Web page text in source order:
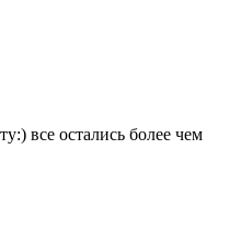
все остались более чем